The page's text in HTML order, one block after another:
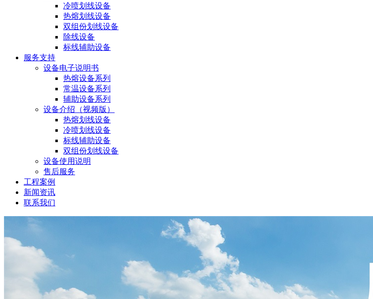
冷喷划线设备
热熔划线设备
双组份划线设备
除线设备
标线辅助设备
服务支持
设备电子说明书
热熔设备系列
常温设备系列
辅助设备系列
设备介绍（视频版）
热熔划线设备
冷喷划线设备
标线辅助设备
双组份划线设备
设备使用说明
售后服务
工程案例
新闻资讯
联系我们